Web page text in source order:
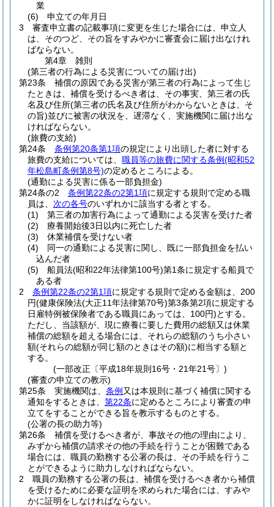
業
(6)
申立ての年月日
3
審査申立書の記載事項に変更を生じた場合には、申立人
は、そのつど、その旨をすみやかに審査会に届け出なけれ
ばならない。
第4章
雑則
(第三者の行為による災害についての届け出)
第23条
補償の原因である災害が第三者の行為によって生じ
たときは、補償を受けるべき者は、その事実、第三者の氏
名及び住所(第三者の氏名及び住所がわからないときは、そ
の旨)並びに被害の状況を、遅滞なく、実施機関に届け出な
ければならない。
(旅費の支給)
第24条
条例第20条第1項の規定により出頭した者に対する
旅費の支給については、 職員等の旅費に関する条例(昭和52
年松島町条例第8号)の定めるところによる。
(通勤による災害に係る一部負担金)
第24条の2
条例第22条の2第1項に規定する規則で定める職
員は、 次の各号のいずれかに該当する者とする。
(1)
第三者の加害行為によって通勤による災害を受けた者
(2)
療養開始後3日以内に死亡した者
(3)
休業補償を受けない者
(4)
同一の通勤による災害に関し、既に一部負担金を払い
込んだ者
(5)
船員法(昭和22年法律第100号)第1条に規定する船員で
ある者
2
条例第22条の2第1項に規定する規則で定める金額は、200
円(健康保険法(大正11年法律第70号)第3条第2項に規定する
日雇特例被保険者である職員にあっては、100円)とする。
ただし、当該額が、現に療養に要した費用の総額又は休業
補償の総額を超える場合には、それらの総額のうち小さい
額(それらの総額が同じ額のときはその額)に相当する額と
する。
(一部改正〔平成18年規則16号・21年21号〕)
(審査の申立ての教示)
第25条
実施機関は、 条例 又は本規則に基づく補償に関する
通知をするときは、 第22条に定めるところにより審査の申
立てをすることができる旨を教示するものとする。
(公署の長の助力等)
第26条
補償を受けるべき者が、事故その他の理由により、
みずから補償の請求その他の手続を行うことが困難である
場合には、職員の勤務する公署の長は、その手続を行うこ
とができるように助力しなければならない。
2
職員の勤務する公署の長は、補償を受けるべき者から補償
を受けるために必要な証明を求められた場合には、すみや
かに証明をしなければならない。